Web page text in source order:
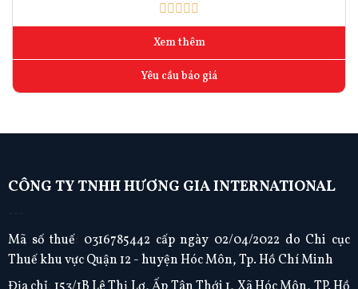
酵系列稳定剂
Xem thêm
Yêu cầu báo giá
CÔNG TY TNHH HƯƠNG GIA INTERNATIONAL
---
Mã số thuế: 0316785442 cấp ngày 02/04/2022 do Chi cục
Thuế khu vực Quận 12 - huyện Hóc Môn, Tp. Hồ Chí Minh